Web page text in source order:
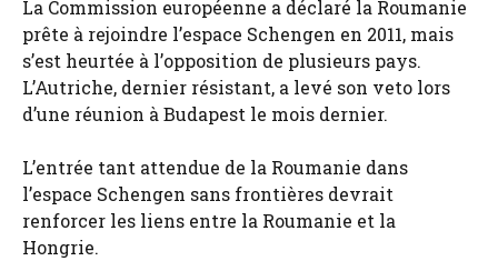
La Commission européenne a déclaré la Roumanie
prête à rejoindre l’espace Schengen en 2011, mais
s’est heurtée à l’opposition de plusieurs pays.
L’Autriche, dernier résistant, a levé son veto lors
d’une réunion à Budapest le mois dernier.
L’entrée tant attendue de la Roumanie dans
l’espace Schengen sans frontières devrait
renforcer les liens entre la Roumanie et la
Hongrie.